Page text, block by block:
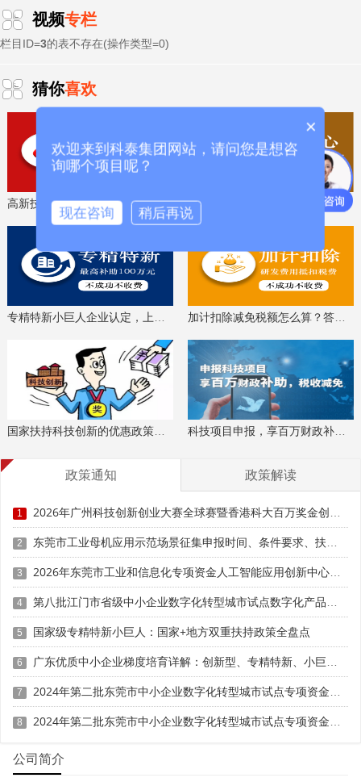
时获取最新科技项目资讯！
视频专栏
栏目ID=3的表不存在(操作类型=0)
猜你喜欢
高新技术企业认定，免费评估，通过后再收费 省工程技术研究中心，专业申报、指导培训
加计扣除减免税额怎么算？答疑解惑、咨询培训
国家扶持科技创新的优惠政策，索取资料、解读政策 科技项目申报，享百万财政补贴，减免40%所得税
政策通知 政策解读
1 2026年广州科技创新创业大赛全球赛暨香港科大百万奖金创业大赛广州赛参赛条件、扶持奖励
2 东莞市工业母机应用示范场景征集申报时间、条件要求、扶持奖励
3 2026年东莞市工业和信息化专项资金人工智能应用创新中心专题项目申报时间、条件要求、资助奖励
4 第八批江门市省级中小企业数字化转型城市试点数字化产品征集申报时间、条件要求
5 国家级专精特新小巨人：国家+地方双重扶持政策全盘点
6 广东优质中小企业梯度培育详解：创新型、专精特新、小巨人三者区别与申报攻略
7 2024年第二批东莞市中小企业数字化转型城市试点专项资金两化融合管理体系贯标项目资助计划
8 2024年第二批东莞市中小企业数字化转型城市试点专项资金两化融合管理体系贯标项目拟资助企业名单的公示
公司简介
×
欢迎来到科泰集团网站，请问您是想咨
询哪个项目呢？
现在咨询 稍后再说